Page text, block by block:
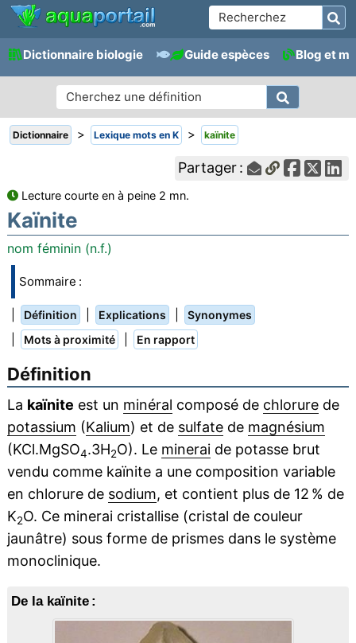
Dictionnaire biologie Guide espèces Blog et
Dictionnaire > Lexique mots en K > kaïnite
Partager :
Lecture courte en à peine 2 mn.
Kaïnite
nom féminin (n.f.)
Sommaire :
Définition Explications Synonymes
Mots à proximité En rapport
Définition
La kaïnite est un minéral composé de chlorurede
potassium (Kalium) et de sulfatede magnésium
(KCl.MgSO4.3H2O). Le mineraide potasse brut
vendu comme kaïnite a une composition variable
en chlorure de sodium, et contient plus de 12 % de
K2O. Ce minerai cristallise (cristal de couleur
jaunâtre) sous forme de prismes dans le système
monoclinique.
De la kaïnite :